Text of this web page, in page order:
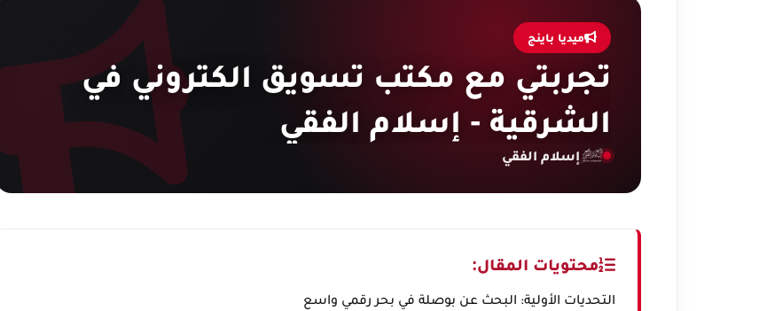
ميديا باينج
تجربتي مع مكتب تسويق الكتروني في
الشرقية - إسلام الفقي
إسلام الفقي
محتويات المقال:
التحديات الأولية: البحث عن بوصلة في بحر رقمي واسع